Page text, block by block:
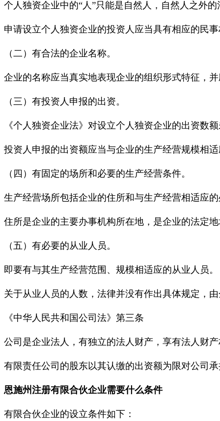
个人独资企业中的“人”只能是自然人，自然人之外
申请设立个人独资企业的投资人应当具有相应的民
（二）有合法的企业名称。
企业的名称应当真实地表现企业的组织形式特征，
（三）有投资人申报的出资。
《个人独资企业法》对设立个人独资企业的出资数
投资人申报的出资额应当与企业的生产经营规模相
（四）有固定的场所和必要的生产经营条件。
生产经营场所包括企业的住所和与生产经营相适应
住所是企业的主要办事机构所在地，是企业的法定
（五）有必要的从业人员。
即要有与其生产经营范围、规模相适应的从业人员。
关于从业人员的人数，法律并没有作出具体规定，
《中华人民共和国公司法》第三条
公司是企业法人，有独立的法人财产，享有法人财
有限责任公司的股东以其认缴的出资额为限对公司
恩施州注册有限合伙企业需要什么条件
有限合伙企业的设立条件如下：